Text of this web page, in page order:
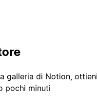
galleria di Notion,
pochi minuti